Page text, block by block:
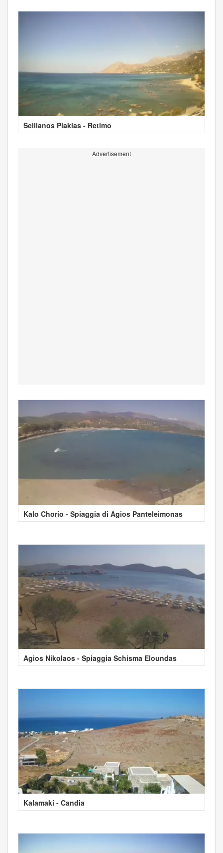
Sellianos Plakias - Retimo
Advertisement
Kalo Chorio - Spiaggia di Agios Panteleimonas
Agios Nikolaos - Spiaggia Schisma Eloundas
Kalamaki - Candia